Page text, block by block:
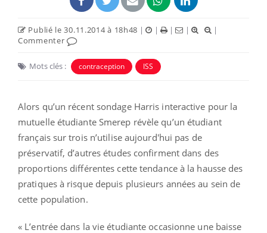
Publié le 30.11.2014 à 18h48 | | | |
|
Commenter
Mots clés : contraception ISS
Alors qu’un récent sondage Harris interactive pour la
mutuelle étudiante Smerep révèle qu’un étudiant
français sur trois n’utilise aujourd'hui pas de
préservatif, d’autres études confirment dans des
proportions différentes cette tendance à la hausse des
pratiques à risque depuis plusieurs années au sein de
cette population.
« L’entrée dans la vie étudiante occasionne une baisse